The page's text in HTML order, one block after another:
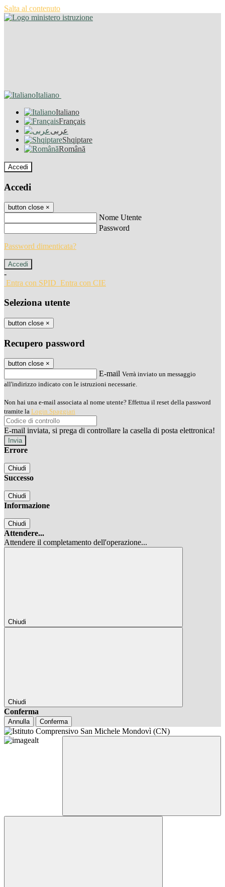
Salta al contenuto
Italiano
Italiano
Français
عربى
Shqiptare
Română
Accedi
Accedi
button close ×
Nome Utente
Password
Password dimenticata?
-
Entra con SPID Entra con CIE
Seleziona utente
button close ×
Recupero password
button close ×
E-mail Verrà inviato un messaggio
all'indirizzo indicato con le istruzioni necessarie.
Non hai una e-mail associata al nome utente? Effettua il reset della password
tramite la Login Spaggiari
E-mail inviata, si prega di controllare la casella di posta elettronica!
Errore
Chiudi
Successo
Chiudi
Informazione
Chiudi
Attendere...
Attendere il completamento dell'operazione...
Chiudi
Chiudi
Conferma
Annulla Conferma